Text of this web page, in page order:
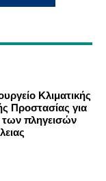
Κλιματικής
Προστασίας για
πληγεισών